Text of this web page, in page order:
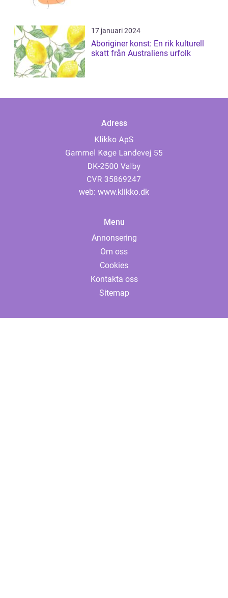
17 januari 2024
Aboriginer konst: En rik kulturell
skatt från Australiens urfolk
Adress
web: www.klikko.dk
Menu
Annonsering
Om oss
Cookies
Kontakta oss
Sitemap